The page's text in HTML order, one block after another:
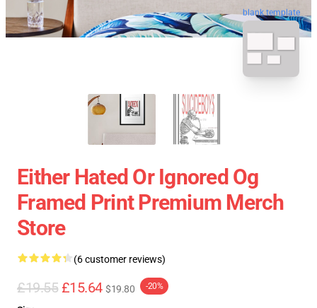
blank template
Either Hated Or Ignored Og
Framed Print Premium Merch
Store
(6 customer reviews)
£19.55 £15.64 $19.80 -20%